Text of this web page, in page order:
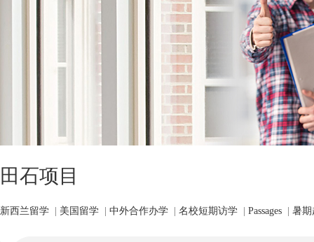
田石项目
新西兰留学 美国留学 中外合作办学 名校短期访学 Passages 暑期